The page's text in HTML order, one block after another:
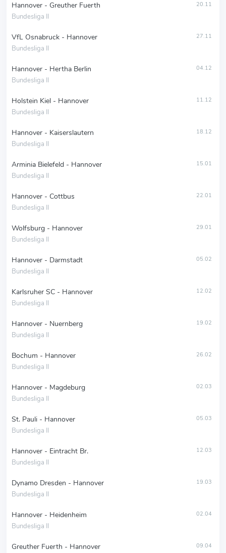
Hannover - Greuther Fuerth
Bundesliga II
20.11
VfL Osnabruck - Hannover
Bundesliga II
27.11
Hannover - Hertha Berlin
Bundesliga II
04.12
Holstein Kiel - Hannover
Bundesliga II
11.12
Hannover - Kaiserslautern
Bundesliga II
18.12
Arminia Bielefeld - Hannover
Bundesliga II
15.01
Hannover - Cottbus
Bundesliga II
22.01
Wolfsburg - Hannover
Bundesliga II
29.01
Hannover - Darmstadt
Bundesliga II
05.02
Karlsruher SC - Hannover
Bundesliga II
12.02
Hannover - Nuernberg
Bundesliga II
19.02
Bochum - Hannover
Bundesliga II
26.02
Hannover - Magdeburg
Bundesliga II
02.03
St. Pauli - Hannover
Bundesliga II
05.03
Hannover - Eintracht Br.
Bundesliga II
12.03
Dynamo Dresden - Hannover
Bundesliga II
19.03
Hannover - Heidenheim
Bundesliga II
02.04
Greuther Fuerth - Hannover 09.04